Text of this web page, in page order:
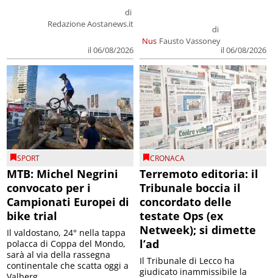
di
Redazione Aostanews.it
il 06/08/2026
Nus
di
Fausto Vassoney
il 06/08/2026
SPORT
MTB: Michel Negrini
convocato per i
Campionati Europei di
bike trial
Il valdostano, 24° nella tappa
polacca di Coppa del Mondo,
sarà al via della rassegna
continentale che scatta oggi a
CRONACA
Terremoto editoria: il
Tribunale boccia il
concordato delle
testate Ops (ex
Netweek); si dimette
l’ad
Il Tribunale di Lecco ha
giudicato inammissibile la